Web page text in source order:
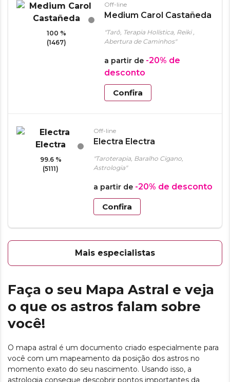
100 %
(1467)
Off-line
Medium Carol Castañeda
"Tarô, Terapia Holística, Reiki ,
Abertura de Caminhos"
a partir de -20% de
desconto
Confira
99.6 %
(5111)
Off-line
Electra Electra
"Taroterapia, Baralho Cigano,
Astrologia"
a partir de -20% de desconto
Confira
Mais especialistas
Faça o seu Mapa Astral e veja
o que os astros falam sobre
você!
O mapa astral é um documento criado especialmente para
você com um mapeamento da posição dos astros no
momento exato do seu nascimento. Usando isso, a
astrologia consegue descobrir pontos importantes da